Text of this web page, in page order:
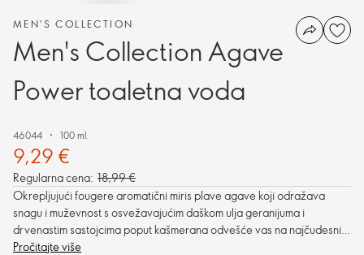
MEN'S COLLECTION
Men's Collection Agave
Power toaletna voda
46044 100 ml.
9,29 €
Regularna cena: 18,99 €
Okrepljujući fougere aromatični miris plave agave koji odražava
snagu i muževnost s osvežavajućim daškom ulja geranijuma i
drvenastim sastojcima poput kašmerana odvešće vas na najčudesnija
mesta na svetu.
Pročitajte više